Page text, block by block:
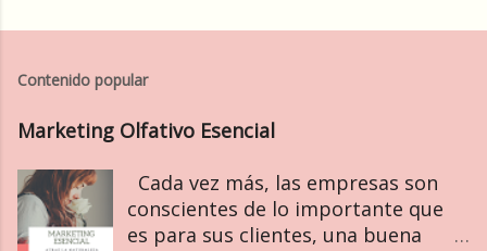
Contenido popular
Marketing Olfativo Esencial
Cada vez más, las empresas son
conscientes de lo importante que
es para sus clientes, una buena